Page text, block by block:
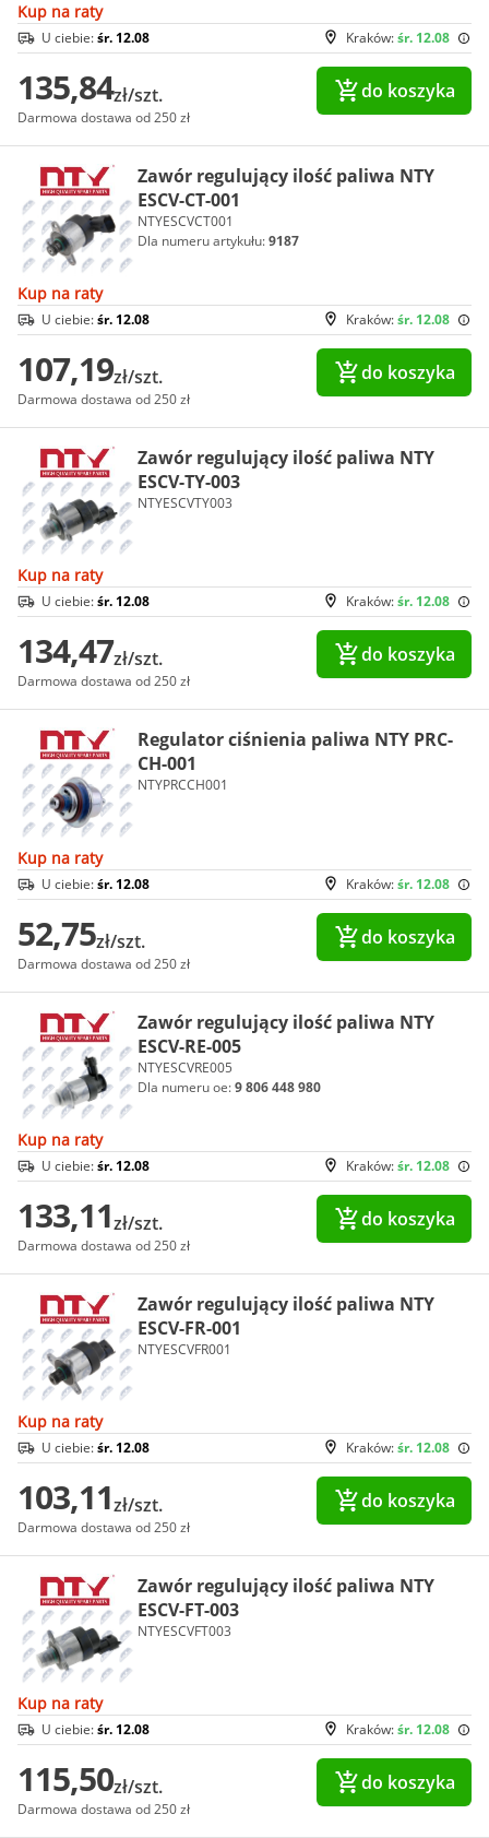
Kup na raty
Kraków:śr. 12.08
U ciebie:śr. 12.08
135,84zł/szt.
Darmowa dostawa od 250 zł
do koszyka
Zawór regulujący ilość paliwa NTY
ESCV-CT-001
NTYESCVCT001
Dla numeru artykułu:9187
Kup na raty
Kraków:śr. 12.08
U ciebie:śr. 12.08
107,19zł/szt.
Darmowa dostawa od 250 zł
do koszyka
Zawór regulujący ilość paliwa NTY
ESCV-TY-003
NTYESCVTY003
Kup na raty
Kraków:śr. 12.08
U ciebie:śr. 12.08
134,47zł/szt.
Darmowa dostawa od 250 zł
do koszyka
Regulator ciśnienia paliwa NTY PRC-
CH-001
NTYPRCCH001
Kup na raty
Kraków:śr. 12.08
U ciebie:śr. 12.08
52,75zł/szt.
Darmowa dostawa od 250 zł
do koszyka
Zawór regulujący ilość paliwa NTY
ESCV-RE-005
NTYESCVRE005
Dla numeru oe:9 806 448 980
Kup na raty
Kraków:śr. 12.08
U ciebie:śr. 12.08
133,11zł/szt.
Darmowa dostawa od 250 zł
do koszyka
Zawór regulujący ilość paliwa NTY
ESCV-FR-001
NTYESCVFR001
Kup na raty
Kraków:śr. 12.08
U ciebie:śr. 12.08
103,11zł/szt.
Darmowa dostawa od 250 zł
do koszyka
Zawór regulujący ilość paliwa NTY
ESCV-FT-003
NTYESCVFT003
Kup na raty
Kraków:śr. 12.08
U ciebie:śr. 12.08
115,50zł/szt.
Darmowa dostawa od 250 zł
do koszyka